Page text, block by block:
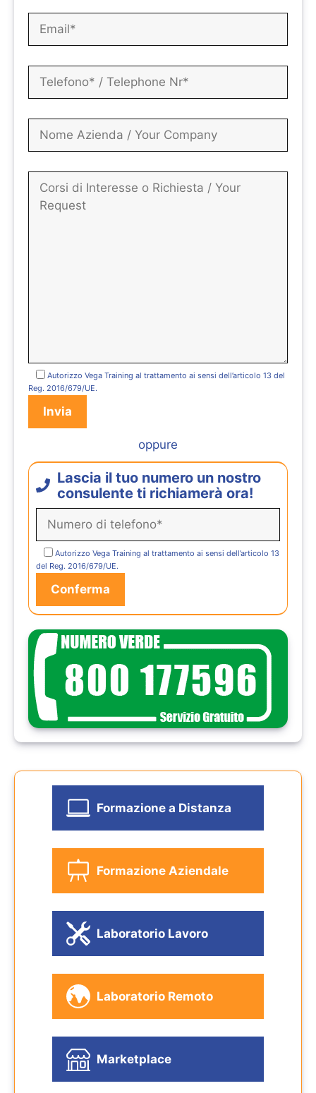
Autorizzo Vega Training al trattamento ai sensi dell’articolo 13 del
Reg. 2016/679/UE.
oppure
Lascia il tuo numero un nostro
consulente ti richiamerà ora!
Autorizzo Vega Training al trattamento ai sensi dell’articolo 13
del Reg. 2016/679/UE.
Formazione a Distanza
Formazione Aziendale
Laboratorio Lavoro
Laboratorio Remoto
Marketplace